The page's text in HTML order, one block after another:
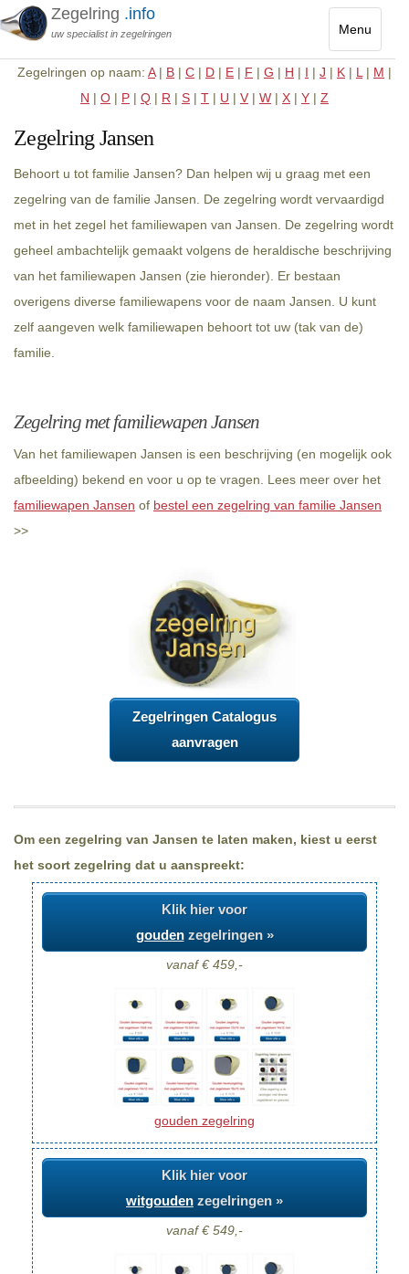
Menu
Toggle
Zegelring .info
uw specialist in zegelringen
Zegelringen op naam: A| B | C | D | E | F | G | H | I | J | K | L | M |
N | O | P | Q | R | S | T | U | V | W | X | Y | Z
Zegelring Jansen
Behoort u tot familie Jansen? Dan helpen wij u graag met een
zegelring van de familie Jansen. De zegelring wordt vervaardigd
met in het zegel het familiewapen van Jansen. De zegelring wordt
geheel ambachtelijk gemaakt volgens de heraldische beschrijving
van het familiewapen Jansen (zie hieronder). Er bestaan
overigens diverse familiewapens voor de naam Jansen. U kunt
zelf aangeven welk familiewapen behoort tot uw (tak van de)
familie.
Zegelring met familiewapen Jansen
Van het familiewapen Jansen is een beschrijving (en mogelijk ook
afbeelding) bekend en voor u op te vragen. Lees meer over het
familiewapen Jansen of bestel een zegelring van familie Jansen
>>
Zegelringen Catalogus
aanvragen
Om een zegelring van Jansen te laten maken, kiest u eerst
het soort zegelring dat u aanspreekt:
Klik hier voor
goudenzegelringen »
vanaf € 459,-
gouden zegelring
Klik hier voor
witgouden zegelringen »
vanaf € 549,-